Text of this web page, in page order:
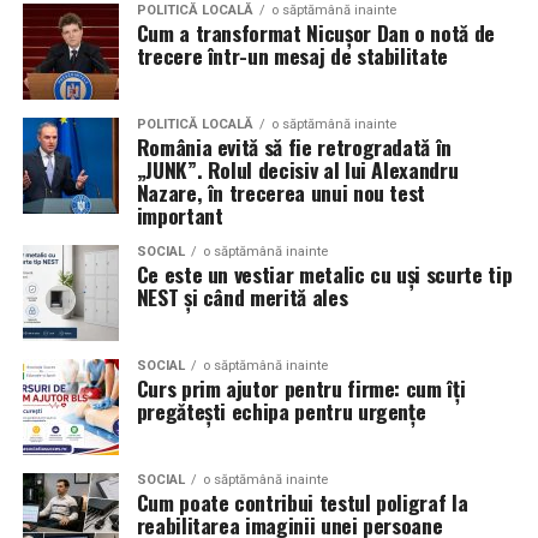
Suportul vital de bază (BLS): compresiile
toracice, ventilațiile și utilizarea defibrilatorului
extern automat.
Poziția laterală de siguranțăpentru victima
inconștientă care respiră.
Manevrele pentru dezobstrucția căilor
Controlul hemoragiilorprin presiune directă și
pansamente.
Gestionarea rănilor, arsurilor, entorselor și
fracturilorîn forma lor uzuală.
Recunoașterea semnelor de urgență majoră
infarct, accident vascular cerebral, reacție alergică
severă, criză de hipoglicemie.
Este important de subliniat că citirea unui ghid nu
Spre deosebire de opiniile personale sau de impresiile
subiective, examinarea poligraf urmărește indicatori
fiziologici măsurabili, ceea ce oferă un grad suplimentar
de obiectivitate în procesul de evaluare. Din acest motiv,
testul este utilizat în numeroase contexte, inclusiv în
investigații interne, procese de selecție pentru anumite
funcții sensibile sau verificarea unor declarații în cadrul
unor anchete.
Este important de înțeles că rezultatul unui test
poligraf trebuie interpretat în contextul întregii situații
și al celorlalte informații disponibile. Tocmai această
abordare echilibrată îi conferă valoare ca instrument
complementar de verificare.
Un pas spre recâștigarea
încrederii
POLITICĂ LOCALĂ o săptămână inainte
Cum a transformat Nicușor Dan o notă de
trecere într-un mesaj de stabilitate
POLITICĂ LOCALĂ o săptămână inainte
România evită să fie retrogradată în
„JUNK”. Rolul decisiv al lui Alexandru
Nazare, în trecerea unui nou test
important
SOCIAL o săptămână inainte
Ce este un vestiar metalic cu uși scurte tip
NEST și când merită ales
SOCIAL o săptămână inainte
Curs prim ajutor pentru firme: cum îți
pregătești echipa pentru urgențe
SOCIAL o săptămână inainte
Cum poate contribui testul poligraf la
reabilitarea imaginii unei persoane